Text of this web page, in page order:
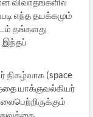
எந்த தயக்கமும்
தங்களது
இந்தப்
(space
யாக்ஞவல்கியர்